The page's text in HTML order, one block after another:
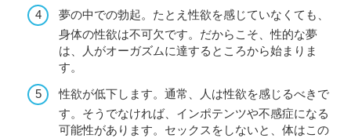
夢の中での勃起。たとえ性欲を感じていなくても、
身体の性欲は不可欠です。だからこそ、性的な夢
は、人がオーガズムに達するところから始まりま
す。
性欲が低下します。通常、人は性欲を感じるべきで
す。そうでなければ、インポテンツや不感症になる
可能性があります。セックスをしないと、体はこの